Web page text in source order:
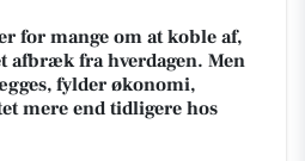
for mange om at koble af,
afbræk fra hverdagen. Men
fylder økonomi,
mere end tidligere hos